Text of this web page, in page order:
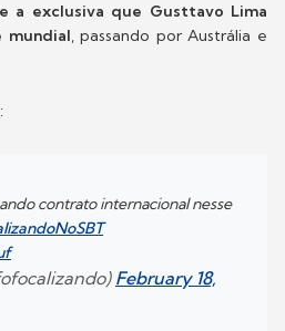
a exclusiva que Gusttavo Lima
mundial, passando por Austrália e
contrato internacional nesse
February 18,